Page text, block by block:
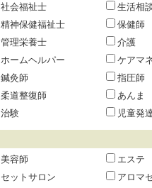
社会福祉士
生活相
精神保健福祉士
保健師
管理栄養士
介護
ホームヘルパー
ケアマ
鍼灸師
指圧師
柔道整復師
あんま
治験 児童発
美容師
エステ
セットサロン
アロマ